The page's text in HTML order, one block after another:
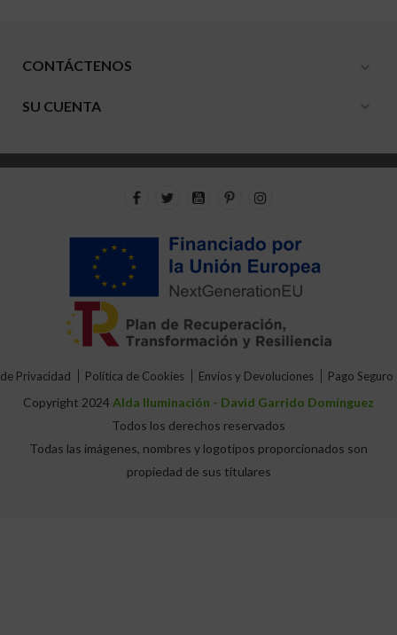
CONTÁCTENOS expand_more
SU CUENTA expand_more
Privacidad Política de Cookies Envíos y Devoluciones Pago Seguro
Copyright 2024Alda Iluminación - David Garrido Domínguez
Todos los derechos reservados
Todas las imágenes, nombres y logotipos proporcionados son
propiedad de sus titulares